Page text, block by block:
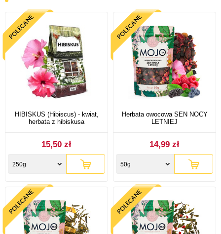
HIBISKUS (Hibiscus) - kwiat,
herbata z hibiskusa
15,50 zł
250g
Herbata owocowa SEN NOCY
LETNIEJ
14,99 zł
50g